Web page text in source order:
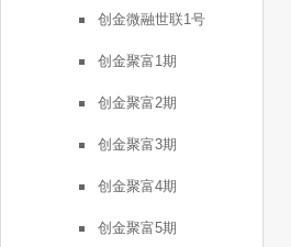
创金微融世联1号
创金聚富1期
创金聚富2期
创金聚富3期
创金聚富4期
创金聚富5期